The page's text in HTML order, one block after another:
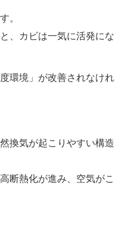
。
、カビは一気に活発にな
環境」が改善されなけれ
換気が起こりやすい構造
断熱化が進み、空気がこ